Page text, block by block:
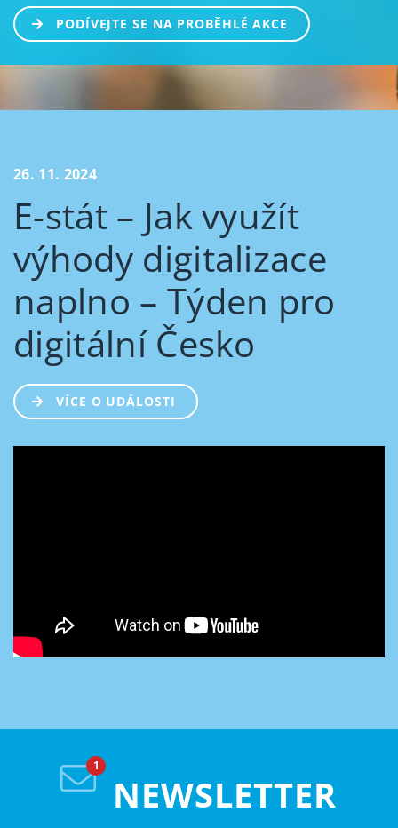
PODÍVEJTE SE NA PROBĚHLÉ AKCE
26. 11. 2024
E-stát – Jak využít
výhody digitalizace
naplno – Týden pro
digitální Česko
VÍCE O UDÁLOSTI
NEWSLETTER